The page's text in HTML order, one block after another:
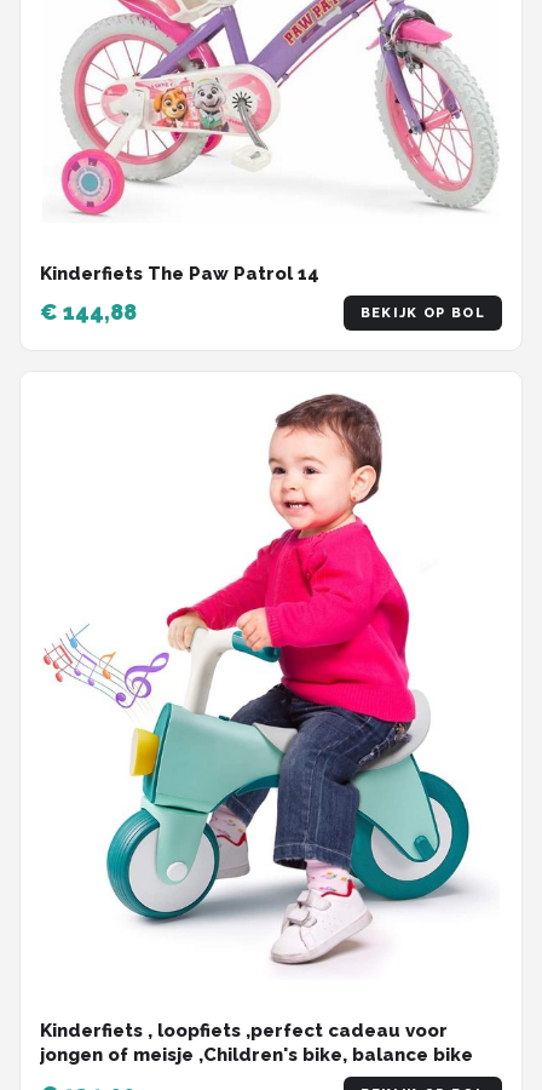
Kinderfiets The Paw Patrol 14
€ 144,88 BEKIJK OP BOL
Kinderfiets , loopfiets ,perfect cadeau voor
jongen of meisje ,Children's bike, balance bike